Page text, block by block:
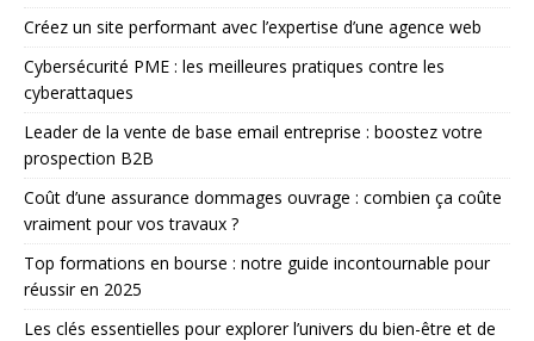
Créez un site performant avec l’expertise d’une agence web
Cybersécurité PME : les meilleures pratiques contre les
cyberattaques
Leader de la vente de base email entreprise : boostez votre
prospection B2B
Coût d’une assurance dommages ouvrage : combien ça coûte
vraiment pour vos travaux ?
Top formations en bourse : notre guide incontournable pour
réussir en 2025
Les clés essentielles pour explorer l’univers du bien-être et de